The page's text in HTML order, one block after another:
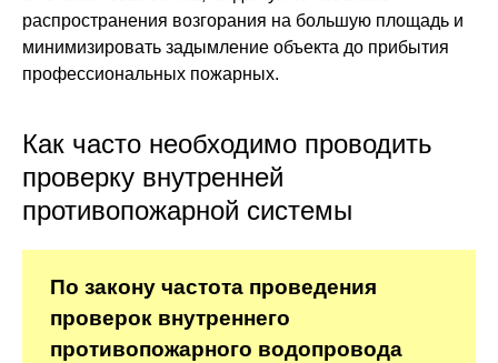
распространения возгорания на большую площадь и
минимизировать задымление объекта до прибытия
профессиональных пожарных.
Как часто необходимо проводить
проверку внутренней
противопожарной системы
По закону частота проведения
проверок внутреннего
противопожарного водопровода